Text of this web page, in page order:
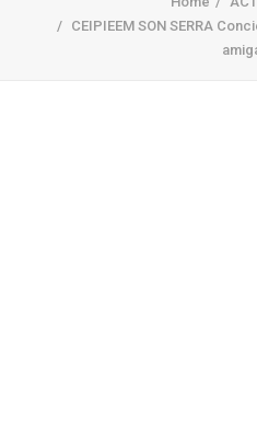
CEIPIEEM SON SERRA